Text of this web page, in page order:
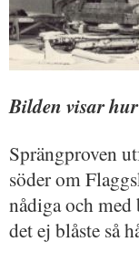
Bilden visar
Sprängproven
söder om
nådiga och med
det ej blåste så